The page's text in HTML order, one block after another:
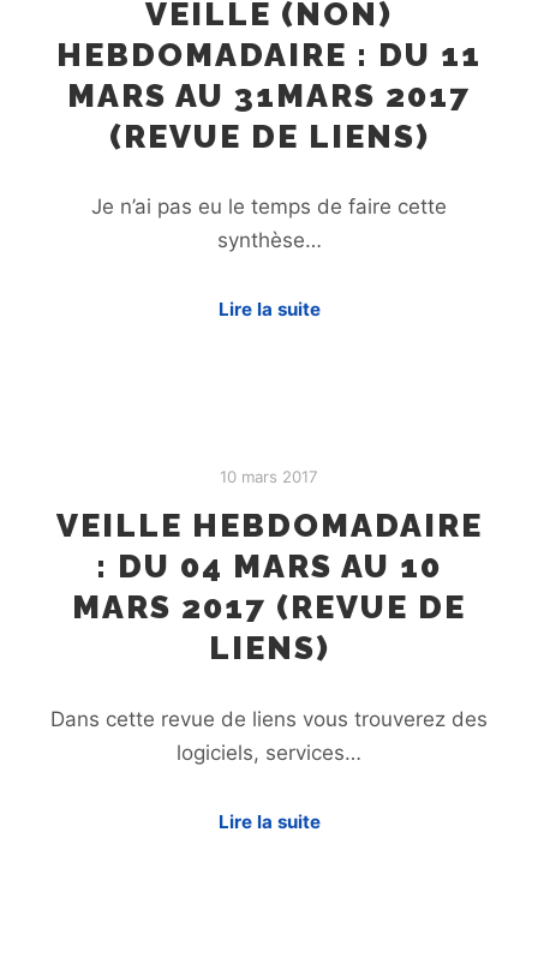
VEILLE (NON)
HEBDOMADAIRE : DU 11
MARS AU 31MARS 2017
(REVUE DE LIENS)
Je n’ai pas eu le temps de faire cette
synthèse…
Lire la suite
10 mars 2017
VEILLE HEBDOMADAIRE
: DU 04 MARS AU 10
MARS 2017 (REVUE DE
LIENS)
Dans cette revue de liens vous trouverez des
logiciels, services…
Lire la suite